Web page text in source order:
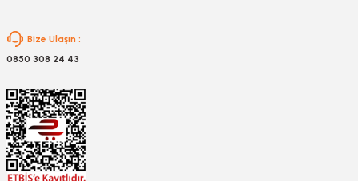
Bize Ulaşın :
0850 308 24 43